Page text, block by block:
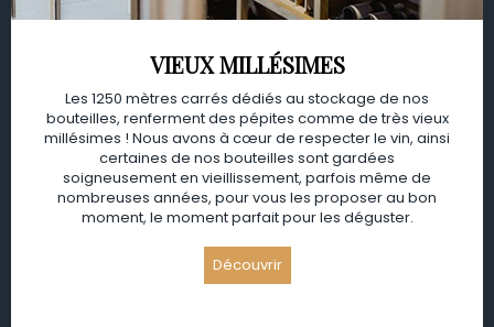
VIEUX MILLÉSIMES
Les 1250 mètres carrés dédiés au stockage de nos
bouteilles, renferment des pépites comme de très vieux
millésimes ! Nous avons à cœur de respecter le vin, ainsi
certaines de nos bouteilles sont gardées
soigneusement en vieillissement, parfois même de
nombreuses années, pour vous les proposer au bon
moment, le moment parfait pour les déguster.